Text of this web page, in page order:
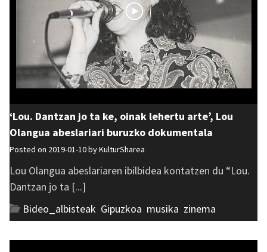
‘Lou. Dantzan jo ta ke, oinak lehertu arte’, Lou
Olangua abeslariari buruzko dokumentala
Posted on 2019-01-10 byKulturSharea
Lou Olangua abeslariaren ibilbidea kontatzen du “Lou.
Dantzan jo ta [...]
Bideo_albisteak Gipuzkoa musika zinema